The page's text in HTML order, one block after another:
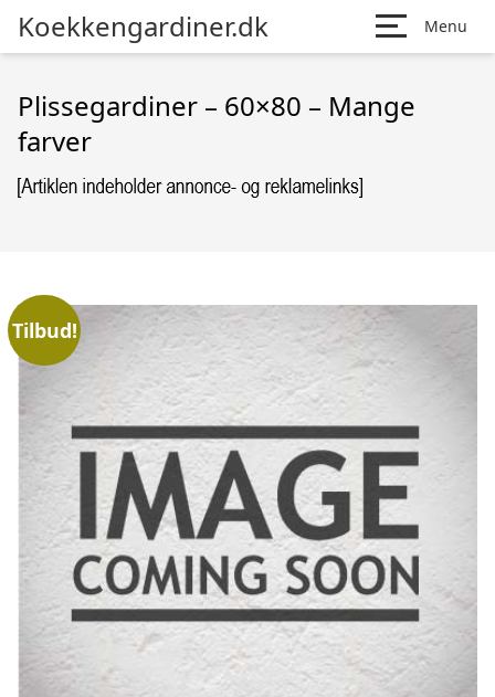
Koekkengardiner.dk Menu
Plissegardiner – 60×80 – Mange
farver
Tilbud!